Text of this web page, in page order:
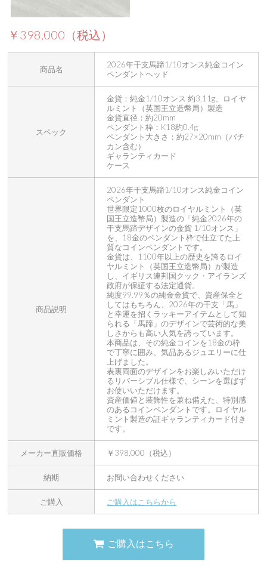
￥398,000（税込）
商品名
2026年干支馬蹄1/10オンス純金コイン
ペンダントヘッド
スペック
金貨：純金1/10オンス 約3.11g、ロイヤ
ルミント（英国王立造幣局）製造
金貨直径：約20mm
ペンダント枠：K18約0.4g
ペンダント大きさ：約27×20mm（バチ
カン含む）
ギャランティカード
ケース
商品説明
2026年干支馬蹄1/10オンス純金コイン
ペンダント
世界限定1000枚のロイヤルミント（英
国王立造幣局）製造の「純金2026年の
干支馬蹄デザインの金貨 1/10オンス」
を、18金のペンダント枠で仕立てた上
質なコインペンダントです。
金貨は、1100年以上の歴史を誇るロイ
ヤルミント（英国王立造幣局）が製造
し、イギリス連邦国クック・アイランズ
政府が保証する法定通貨。
純度99.99％の純金金貨で、資産保全と
してはもちろん、2026年の干支「馬」
と幸運を招くラッキーアイテムとして知
られる「馬蹄」のデザインで芸術的な美
しさからも高い人気を誇っています。
本商品は、その純金コインを18金の枠
で丁寧に囲み、気品あるジュエリーに仕
上げました。
表裏両面のデザインをお楽しみいただけ
るリバーシブル仕様で、シーンを選ばず
お使いいただけます。
資産価値と装飾性を兼ね備えた、特別感
のあるコインペンダントです。ロイヤル
ミント製造の証ギャランティカード付き
です。
メーカー直販価格 ￥398,000（税込）
納期 お問い合わせください
ご購入 ご購入はこちらから
ご購入はこちら